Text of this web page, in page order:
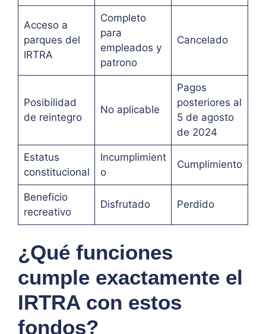
Acceso a
parques del
IRTRA
Completo
para
empleados y
patrono
Cancelado
Posibilidad
de reintegro
No aplicable
Pagos
posteriores al
5 de agosto
de 2024
Estatus
constitucional
Incumplimient
o
Cumplimiento
Beneficio
recreativo
Disfrutado Perdido
¿Qué funciones
cumple exactamente el
IRTRA con estos
fondos?